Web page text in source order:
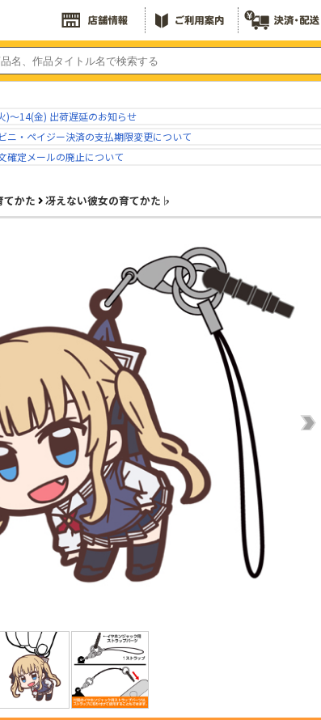
)～14(金) 出荷遅延のお知らせ
ニ・ペイジー決済の支払期限変更について
確定メールの廃止について
てかた 冴えない彼女の育てかた♭